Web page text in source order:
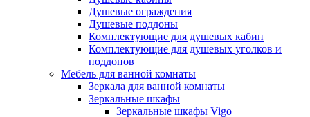
Душевые ограждения
Душевые поддоны
Комплектующие для душевых кабин
Комплектующие для душевых уголков и
поддонов
Мебель для ванной комнаты
Зеркала для ванной комнаты
Зеркальные шкафы
Зеркальные шкафы Vigo